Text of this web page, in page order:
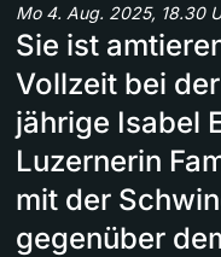
Mo 4. Aug. 2025, 18.30
Sie ist
Vollzeit bei
jährige Isabel
Luzernerin
mit der
gegenüber